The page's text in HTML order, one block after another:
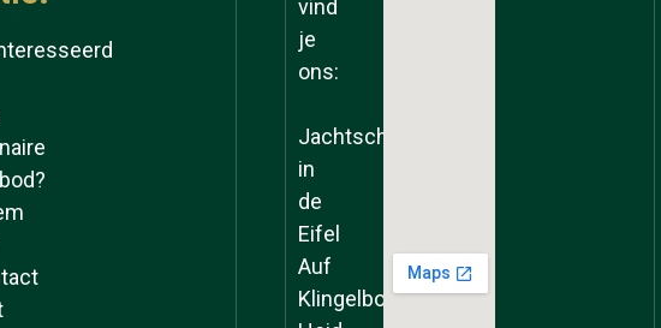
vind
je
ons:
Jachtschool
in
de
Eifel
Auf
Klingelborner